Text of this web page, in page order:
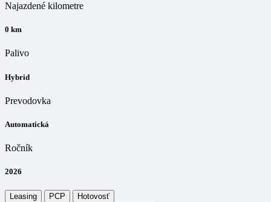
Najazdené kilometre
0 km
Palivo
Hybrid
Prevodovka
Automatická
Ročník
2026
Leasing PCP Hotovosť